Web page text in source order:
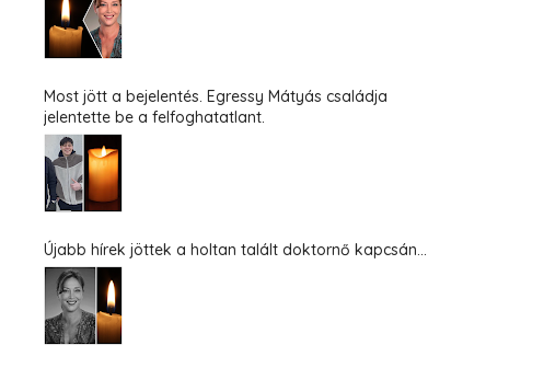
Most jött a bejelentés. Egressy Mátyás családja
jelentette be a felfoghatatlant.
Újabb hírek jöttek a holtan talált doktornő kapcsán...